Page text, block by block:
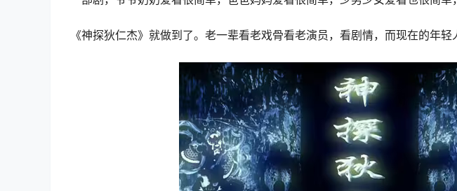
《神探狄仁杰》就做到了。老一辈看老戏骨看老演员，看剧情，而现在的年轻